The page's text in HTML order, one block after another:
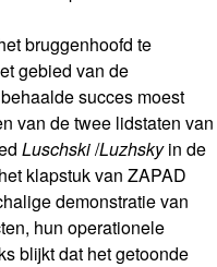
bruggenhoofd te
gebied van de
succes moest
van de twee lidstaten van
Luschski/Luzhskyin de
klapstuk van ZAPAD
demonstratie van
hun operationele
blijkt dat het getoonde